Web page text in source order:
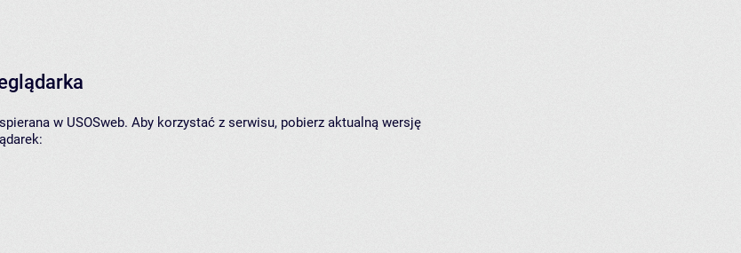
w USOSweb. Aby korzystać z serwisu, pobierz aktualną wersję